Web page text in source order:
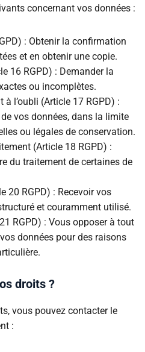
concernant vos données :
: Obtenir la confirmation
et en obtenir une copie.
16 RGPD) : Demander la
ou incomplètes.
l’oubli (Article 17 RGPD) :
vos données, dans la limite
ou légales de conservation.
(Article 18 RGPD) :
du traitement de certaines de
20 RGPD) : Recevoir vos
et couramment utilisé.
RGPD) : Vous opposer à tout
données pour des raisons
droits ?
vous pouvez contacter le
: